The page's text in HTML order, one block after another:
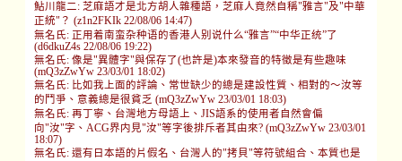
鮎川龍二: 芝麻語才是北方胡人雜種語，芝麻人竟然自稱"雅言"及"中華
正統"？ (z1n2FKIk 22/08/06 14:47)
無名氏: 正用着南蛮杂种语的香港人别说什么“雅言”“中华正统”了
(d6dkuZ4s 22/08/06 19:22)
無名氏: 像是"異體字"與保存了(也許是)本來發音的特徵是有些趣味
(mQ3zZwYw 23/03/01 18:02)
無名氏: 比如我上面的評論、常世缺少的總是建設性質、相對的～汝等
的鬥爭、意義總是很貧乏 (mQ3zZwYw 23/03/01 18:03)
無名氏: 再丁寧、台灣地方母語上、JIS語系的使用者自然會偏
向"汝"字、ACG界内見"汝"等字後排斥者其由來? (mQ3zZwYw 23/03/01
18:07)
無名氏: 還有日本語的片假名、台灣人的"拷貝"等符號組合、本質也是